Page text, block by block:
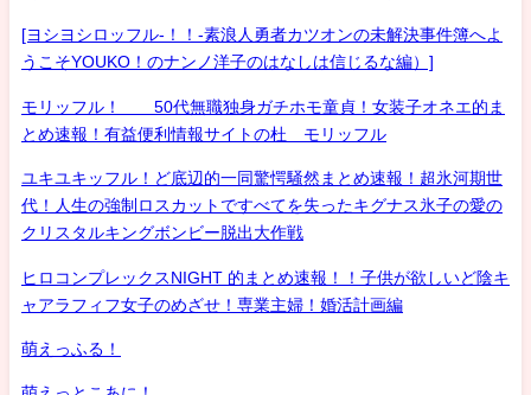
[ヨシヨシロッフル-！！-素浪人勇者カツオンの未解決事件簿へよ
うこそYOUKO！のナンノ洋子のはなしは信じるな編）]
モリッフル！ 50代無職独身ガチホモ童貞！女装子オネエ的ま
とめ速報！有益便利情報サイトの杜 モリッフル
ユキユキッフル！ど底辺的一同驚愕騒然まとめ速報！超氷河期世
代！人生の強制ロスカットですべてを失ったキグナス氷子の愛の
クリスタルキングボンビー脱出大作戦
ヒロコンプレックスNIGHT 的まとめ速報！！子供が欲しいど陰キ
ャアラフィフ女子のめざせ！専業主婦！婚活計画編
萌えっふる！